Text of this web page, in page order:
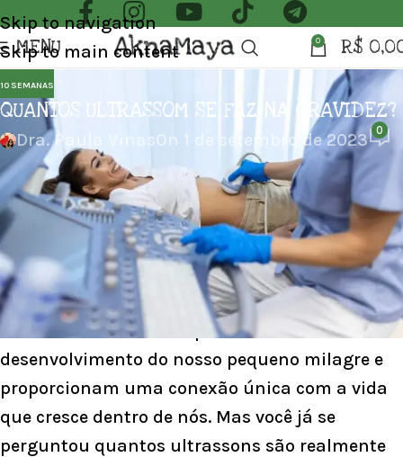
Skip to navigation
Skip to main content
MENU 0 R$
10 SEMANAS
QUANTOS ULTRASSOM SE FAZ NA GRAVIDEZ?
Dra. Paula VinasOn 1 de setembro de 2023 0
QUANTOS ULTRASSOM SE FAZ NA GRAVIDEZ?
A gravidez é um período repleto de momentos
especiais, desde o teste positivo até o dia do
nascimento do bebê. Ao longo dessa jornada
incrível, os ultrassons desempenham um papel
fundamental. Eles nos permitem ver o
desenvolvimento do nosso pequeno milagre e
proporcionam uma conexão única com a vida
que cresce dentro de nós. Mas você já se
perguntou quantos ultrassons são realmente